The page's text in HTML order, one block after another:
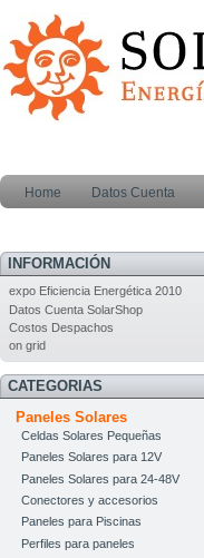
Home Datos Cuenta
INFORMACIÓN
expo Eficiencia Energética 2010
Datos Cuenta SolarShop
Costos Despachos
on grid
CATEGORIAS
Paneles Solares
Celdas Solares Pequeñas
Paneles Solares para 12V
Paneles Solares para 24-48V
Conectores y accesorios
Paneles para Piscinas
Perfiles para paneles